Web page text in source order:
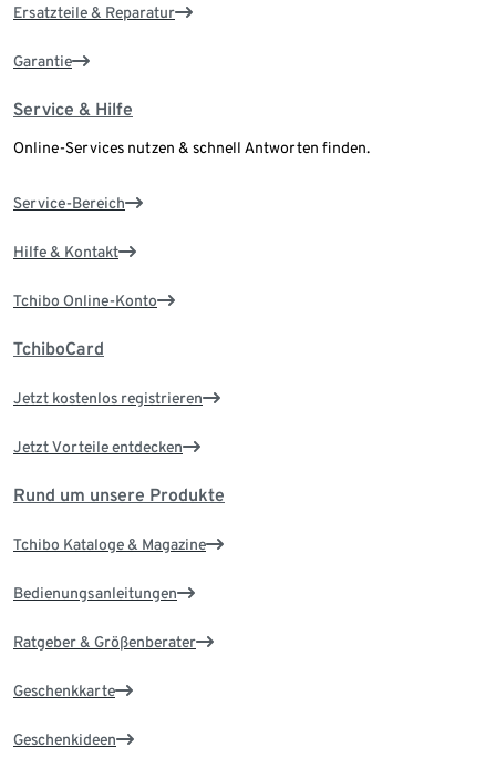
Ersatzteile & Reparatur
Garantie
Service & Hilfe
Online-Services nutzen & schnell Antworten finden.
Service-Bereich
Hilfe & Kontakt
Tchibo Online-Konto
TchiboCard
Jetzt kostenlos registrieren
Jetzt Vorteile entdecken
Rund um unsere Produkte
Tchibo Kataloge & Magazine
Bedienungsanleitungen
Ratgeber & Größenberater
Geschenkkarte
Geschenkideen